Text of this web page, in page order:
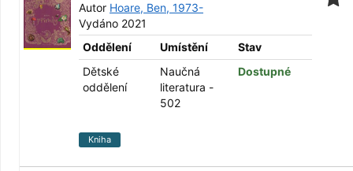
Autor Hoare, Ben, 1973-
Vydáno 2021
Oddělení
Umístění
Stav
Dětské
oddělení
Naučná
literatura -
502
Dostupné
Kniha